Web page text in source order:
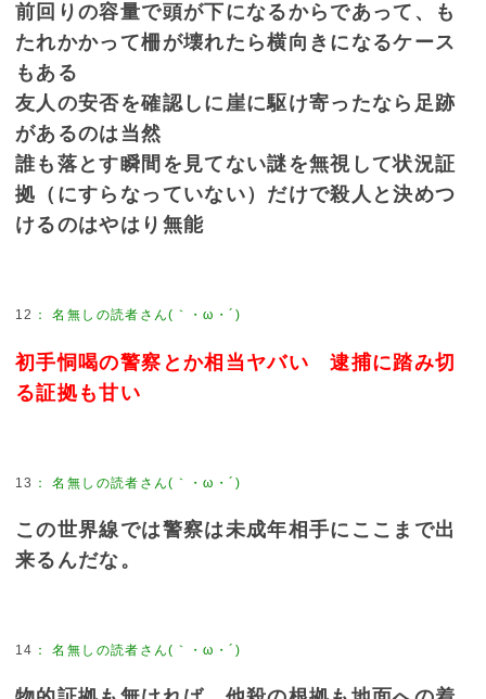
前回りの容量で頭が下になるからであって、も
たれかかって柵が壊れたら横向きになるケース
もある
友人の安否を確認しに崖に駆け寄ったなら足跡
があるのは当然
誰も落とす瞬間を見てない謎を無視して状況証
拠（にすらなっていない）だけで殺人と決めつ
けるのはやはり無能
12 ：名無しの読者さん(｀・ω・´)
初手恫喝の警察とか相当ヤバい 逮捕に踏み切
る証拠も甘い
13 ：名無しの読者さん(｀・ω・´)
この世界線では警察は未成年相手にここまで出
来るんだな。
14 ：名無しの読者さん(｀・ω・´)